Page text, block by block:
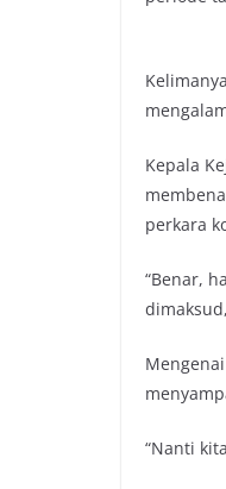
Kepala
perkara
“Benar,
“Nanti